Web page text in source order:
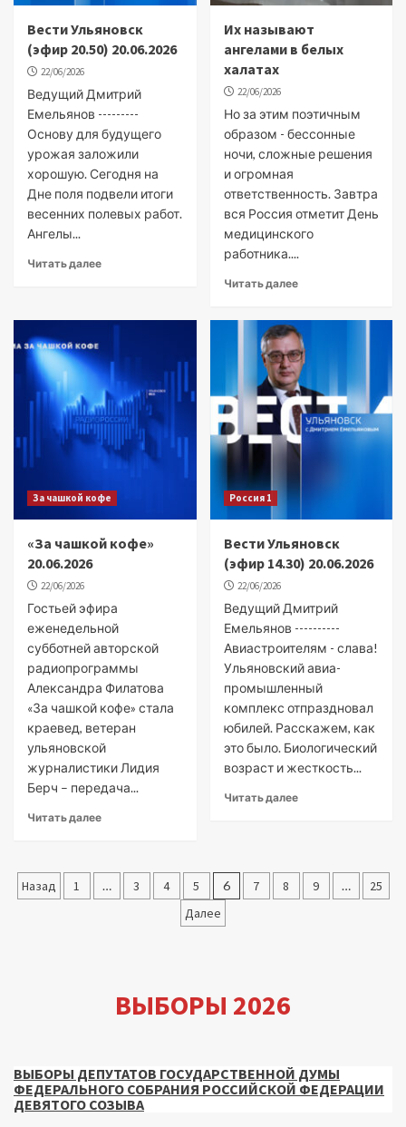
Вести Ульяновск
(эфир 20.50) 20.06.2026
22/06/2026
Ведущий Дмитрий
Емельянов ---------
Основу для будущего
урожая заложили
хорошую. Сегодня на
Дне поля подвели итоги
весенних полевых работ.
Ангелы...
Читать далее
Их называют
ангелами в белых
халатах
22/06/2026
Но за этим поэтичным
образом - бессонные
ночи, сложные решения
и огромная
ответственность. Завтра
вся Россия отметит День
медицинского
работника....
Читать далее
За чашкой кофе
«За чашкой кофе»
20.06.2026
22/06/2026
Гостьей эфира
еженедельной
субботней авторской
радиопрограммы
Александра Филатова
«За чашкой кофе» стала
краевед, ветеран
ульяновской
журналистики Лидия
Берч – передача...
Читать далее
Россия 1
Вести Ульяновск
(эфир 14.30) 20.06.2026
22/06/2026
Ведущий Дмитрий
Емельянов ----------
Авиастроителям - слава!
Ульяновский авиа-
промышленный
комплекс отпраздновал
юбилей. Расскажем, как
это было. Биологический
возраст и жесткость...
Читать далее
Пагинация
Назад 1 … 3 4 5 6 7 8 9 …
25
Далее
ВЫБОРЫ 2026
ВЫБОРЫ ДЕПУТАТОВ ГОСУДАРСТВЕННОЙ ДУМЫ
ФЕДЕРАЛЬНОГО СОБРАНИЯ РОССИЙСКОЙ ФЕДЕРАЦИИ
ДЕВЯТОГО СОЗЫВА